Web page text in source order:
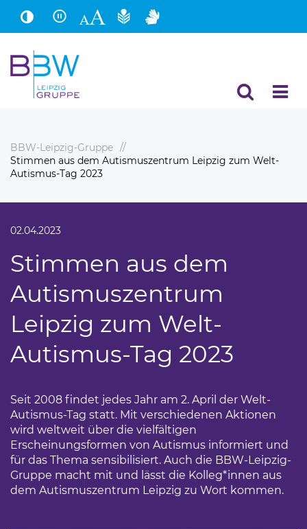
Hauptinhalt
Fußbereich
BBW-Leipzig-Gruppe
Stimmen aus dem Autismuszentrum Leipzig zum Welt-
Autismus-Tag 2023
02.04.2023
Stimmen aus dem
Autismuszentrum
Leipzig zum Welt-
Autismus-Tag 2023
Seit 2008 findet jedes Jahr am 2. April der Welt-
Autismus-Tag statt. Mit verschiedenen Aktionen
wird weltweit über die vielfältigen
Erscheinungsformen von Autismus informiert und
für das Thema sensibilisiert. Auch die BBW-Leipzig-
Gruppe macht mit und lässt die Kolleg*innen aus
dem Autismuszentrum Leipzig zu Wort kommen.